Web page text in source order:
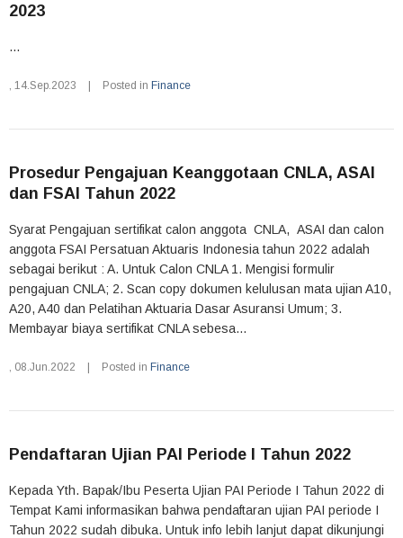
2023
...
, 14.Sep.2023 Posted in Finance
Prosedur Pengajuan Keanggotaan CNLA, ASAI
dan FSAI Tahun 2022
Syarat Pengajuan sertifikat calon anggota CNLA, ASAI dan calon
anggota FSAI Persatuan Aktuaris Indonesia tahun 2022 adalah
sebagai berikut : A. Untuk Calon CNLA 1. Mengisi formulir
pengajuan CNLA; 2. Scan copy dokumen kelulusan mata ujian A10,
A20, A40 dan Pelatihan Aktuaria Dasar Asuransi Umum; 3.
Membayar biaya sertifikat CNLA sebesa...
, 08.Jun.2022 Posted in Finance
Pendaftaran Ujian PAI Periode I Tahun 2022
Kepada Yth. Bapak/Ibu Peserta Ujian PAI Periode I Tahun 2022 di
Tempat Kami informasikan bahwa pendaftaran ujian PAI periode I
Tahun 2022 sudah dibuka. Untuk info lebih lanjut dapat dikunjungi